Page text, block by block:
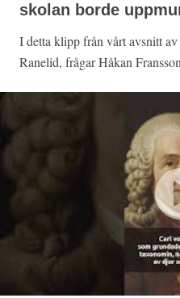
skolan borde
I detta klipp från vårt avsnitt
Ranelid, frågar Håkan